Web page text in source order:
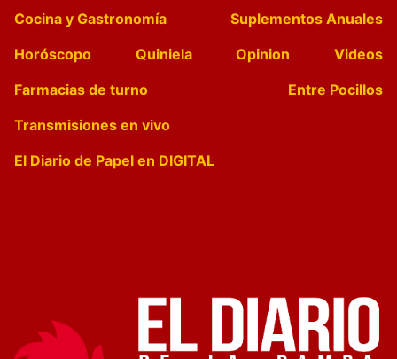
Cocina y Gastronomía
Suplementos Anuales
Horóscopo
Quiniela Opinion
Videos
Farmacias de turno
Entre Pocillos
Transmisiones en vivo
El Diario de Papel en DIGITAL